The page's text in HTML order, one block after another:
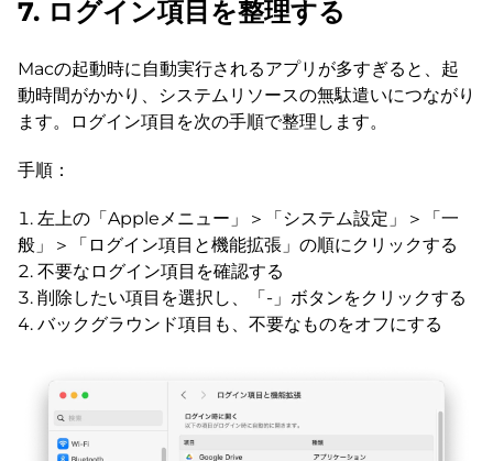
7. ログイン項目を整理する
Macの起動時に自動実行されるアプリが多すぎると、起
動時間がかかり、システムリソースの無駄遣いにつながり
ます。ログイン項目を次の手順で整理します。
手順：
左上の「Appleメニュー」＞「システム設定」＞「一
般」＞「ログイン項目と機能拡張」の順にクリックする
不要なログイン項目を確認する
削除したい項目を選択し、「-」ボタンをクリックする
バックグラウンド項目も、不要なものをオフにする